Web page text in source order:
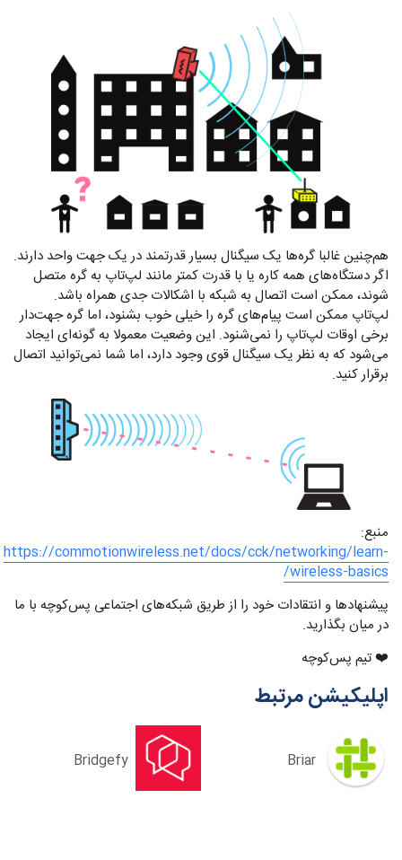
هم‌چنین غالبا گره‌ها یک سیگنال بسیار قدرتمند در یک جهت واحد دارند.
اگر دستگاه‌های همه کاره یا با قدرت کمتر مانند لپ‌تاپ به گره متصل
شوند، ممکن است اتصال به شبکه با اشکالات جدی همراه باشد.
لپ‌تاپ ممکن است پیام‌های گره را خیلی خوب بشنود، اما گره جهت‌دار
برخی اوقات لپ‌تاپ را نمی‌شنود. این وضعیت معمولا به گونه‌ای ایجاد
می‌شود که به نظر یک سیگنال قوی وجود دارد، اما شما نمی‌توانید اتصال
برقرار کنید.
منبع:
https://commotionwireless.net/docs/cck/networking/learn-
wireless-basics/
پیشنهاد‌ها و انتقادات خود را از طریق شبکه‌های اجتماعی پس‌کوچه با ما
در میان بگذارید.
❤️ تیم پس‌کوچه
اپلیکیشن مرتبط
Briar
Bridgefy